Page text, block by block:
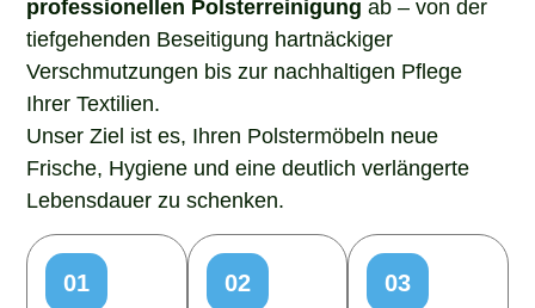
professionellen Polsterreinigung ab – von der
tiefgehenden Beseitigung hartnäckiger
Verschmutzungen bis zur nachhaltigen Pflege
Ihrer Textilien.
Unser Ziel ist es, Ihren Polstermöbeln neue
Frische, Hygiene und eine deutlich verlängerte
Lebensdauer zu schenken.
01
02
03